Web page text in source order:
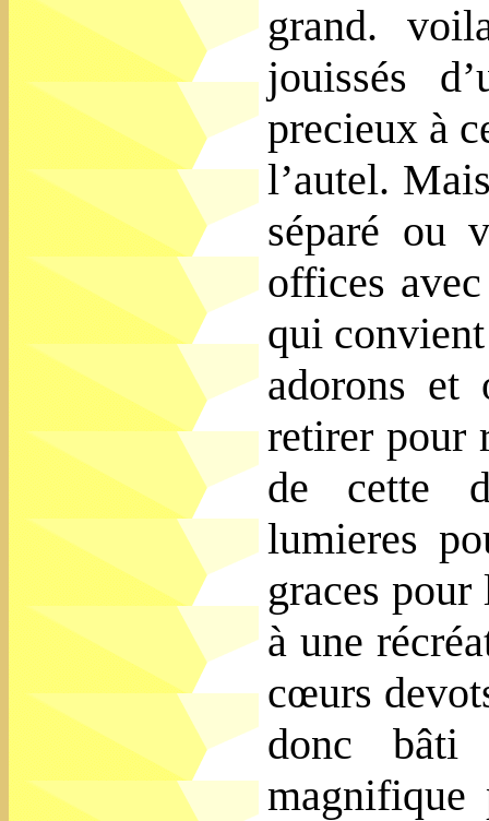
grand.
jouissés
precieux à
l’autel.
séparé ou
offices
qui
adorons
retirer pour
de cette
lumieres
graces
à une
cœurs
donc bâti
magnifique